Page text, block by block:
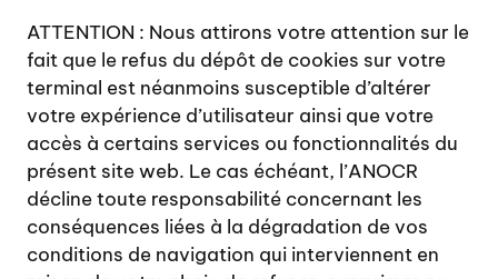
ATTENTION : Nous attirons votre attention sur le
fait que le refus du dépôt de cookies sur votre
terminal est néanmoins susceptible d’altérer
votre expérience d’utilisateur ainsi que votre
accès à certains services ou fonctionnalités du
présent site web. Le cas échéant, l’ANOCR
décline toute responsabilité concernant les
conséquences liées à la dégradation de vos
conditions de navigation qui interviennent en